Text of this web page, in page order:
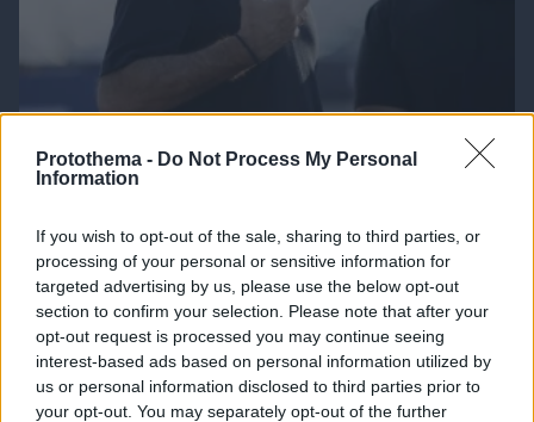
Protothema - Do Not Process My Personal
Information
If you wish to opt-out of the sale, sharing to third parties, or
processing of your personal or sensitive information for
targeted advertising by us, please use the below opt-out
section to confirm your selection. Please note that after your
opt-out request is processed you may continue seeing
interest-based ads based on personal information utilized by
us or personal information disclosed to third parties prior to
your opt-out. You may separately opt-out of the further
Κυριάκος Μητσοτάκης: Το πρώτο μου και το
αγαπημένο μου αυτοκίνητο
08.08.2026, 09:31